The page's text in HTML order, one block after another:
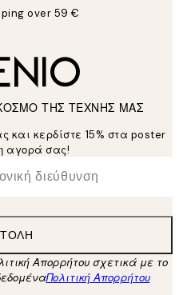
over 59 €
ΤΗΣ ΤΕΧΝΗΣ ΜΑΣ
κερδίστε 15% στα poster
αγορά σας!
Απορρήτου σχετικά με το
Πολιτική Απορρήτου